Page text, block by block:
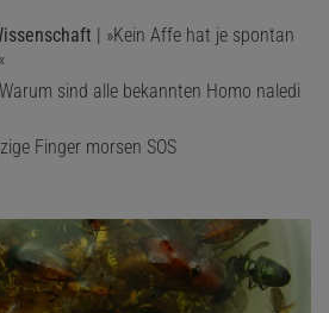
| »Kein Affe hat je spontan
sind alle bekannten Homo naledi
Finger morsen SOS